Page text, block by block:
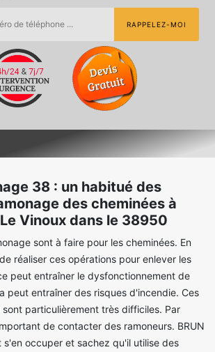
38 : un habitué des
des cheminées à
Vinoux dans le 38950
sont à faire pour les cheminées. En
réaliser ces opérations pour enlever les
peut entraîner le dysfonctionnement de
peut entraîner des risques d'incendie. Ces
particulièrement très difficiles. Par
de contacter des ramoneurs. BRUN
s'en occuper et sachez qu'il utilise des